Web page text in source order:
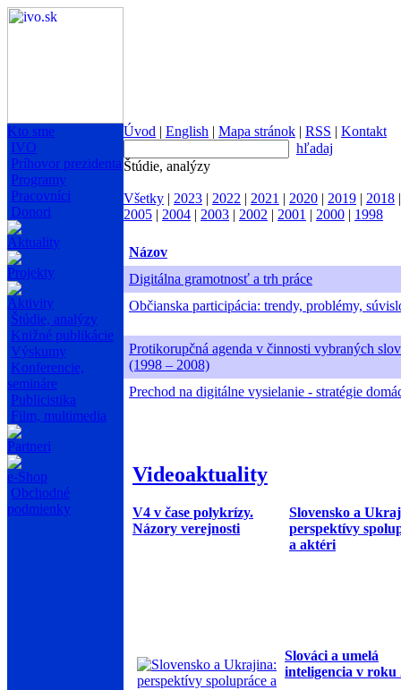
Kto sme
IVO
Príhovor prezidenta
Programy
Pracovníci
Donori
Aktuality
Projekty
Aktivity
Štúdie, analýzy
Knižné publikácie
Výskumy
Konferencie,
semináre
Publicistika
Film, multimedia
Partneri
e-Shop
Obchodné
podmienky
Úvod | English | Mapa stránok | RSS | Kontakt
hľadaj
Štúdie, analýzy
Všetky | 2023 | 2022 | 2021 | 2020 | 2019 | 2018
2005 | 2004 | 2003 | 2002 | 2001 | 2000 | 1998
Názov
Digitálna gramotnosť a trh práce
Občianska participácia: trendy, problémy,
Protikorupčná agenda v činnosti vybraných
(1998 – 2008)
Prechod na digitálne vysielanie - stratégie
Videoaktuality
V4 v čase polykrízy.
Názory verejnosti
Slovensko a
perspektívy
a aktéri
Slováci a umelá
inteligencia v roku